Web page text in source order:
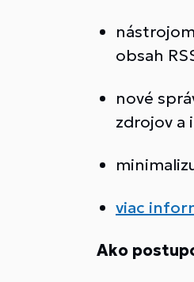
obsah
nové
zdrojov a
viac
Ako